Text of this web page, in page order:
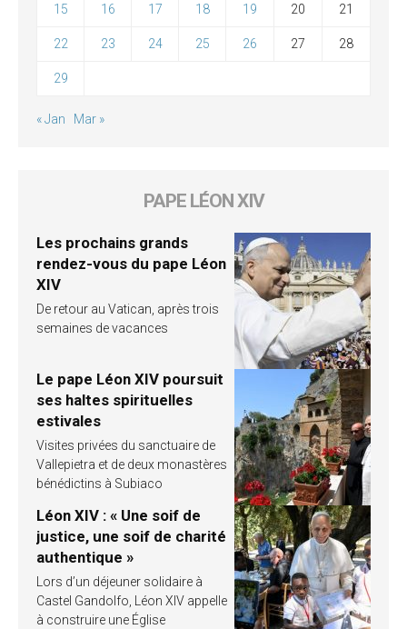
15 16 17 18 19 20 21
22 23 24 25 26 27 28
29
« Jan Mar »
PAPE LÉON XIV
Les prochains grands
rendez-vous du pape Léon
XIV
De retour au Vatican, après trois
semaines de vacances
Le pape Léon XIV poursuit
ses haltes spirituelles
estivales
Visites privées du sanctuaire de
Vallepietra et de deux monastères
bénédictins à Subiaco
Léon XIV : « Une soif de
justice, une soif de charité
authentique »
Lors d’un déjeuner solidaire à
Castel Gandolfo, Léon XIV appelle
à construire une Église